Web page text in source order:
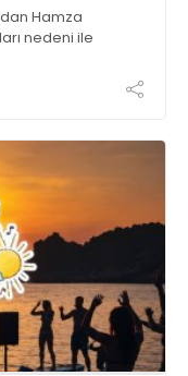
Hamza
nedeni ile